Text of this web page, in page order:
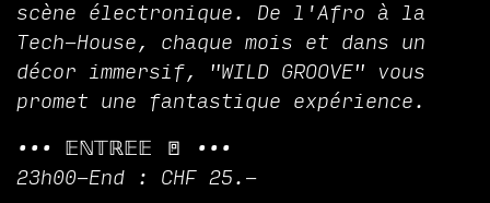
scène électronique. De l'Afro à la
Tech-House, chaque mois et dans un
décor immersif, "WILD GROOVE" vous
promet une fantastique expérience.
••• 𝔼ℕ𝕋ℝ𝔼𝔼 🚪 •••
23h00-End : CHF 25.-